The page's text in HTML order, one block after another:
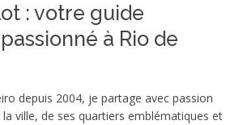
: votre guide
à Rio de
depuis 2004, je partage avec passion
ville, de ses quartiers emblématiques et